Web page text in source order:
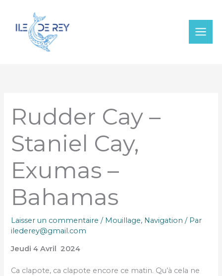
contenu
Rudder Cay –
Staniel Cay,
Exumas –
Bahamas
Laisser un commentaire / Mouillage, Navigation / Par
ilederey@gmail.com
Jeudi 4 Avril 2024
Ca clapote, ca clapote encore ce matin. Qu’à cela ne